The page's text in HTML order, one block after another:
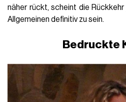
näher rückt, scheint die
Allgemeinen definitiv zu sein.
Bedruckte